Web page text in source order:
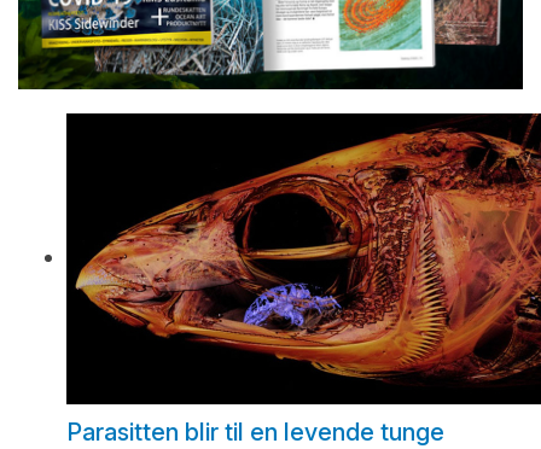
Parasitten blir til en levende tunge